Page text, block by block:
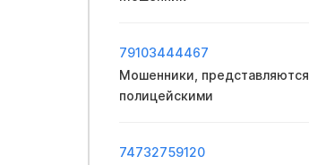
79103444467
Мошенники, представляются
полицейскими
74732759120